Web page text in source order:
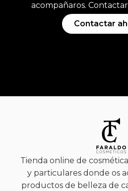
acompañaros.
Contactar
Tienda online de
y particulares donde os
productos de belleza de